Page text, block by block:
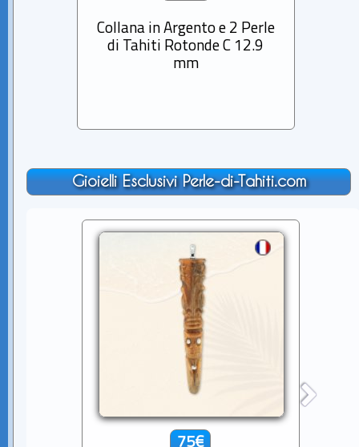
Collana in Argento e 2 Perle
di Tahiti Rotonde C 12.9
mm
Gioielli Esclusivi Perle-di-Tahiti.com
75€